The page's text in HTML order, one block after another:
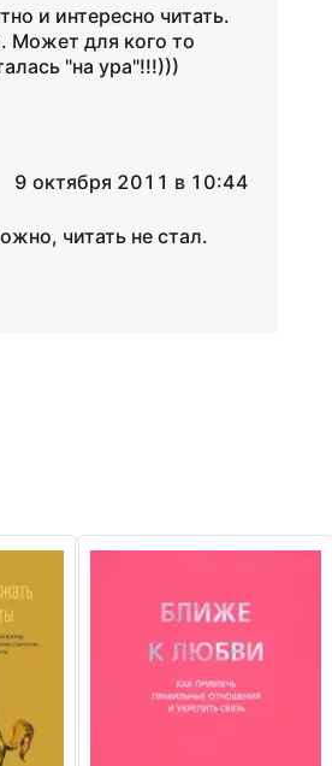
и интересно читать.
Может для кого то
"на ура"!!!)))
9 октября 2011 в 10:44
читать не стал.